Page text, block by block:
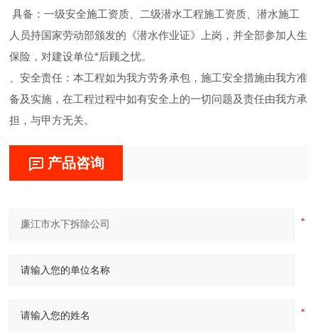
具备：一级安全施工资质、二级潜水工程施工资质、潜水施工
人员持国家劳动部颁发的《潜水作业证》上岗，并全部参加人生
保险，对建设单位*后顾之忧。
、安全责任：本工程如为我方劳务承包，施工安全措施由我方准
备及实施，在工程过程中如有安全上的一切问题及责任由我方承
担，与甲方无关。
产品咨询